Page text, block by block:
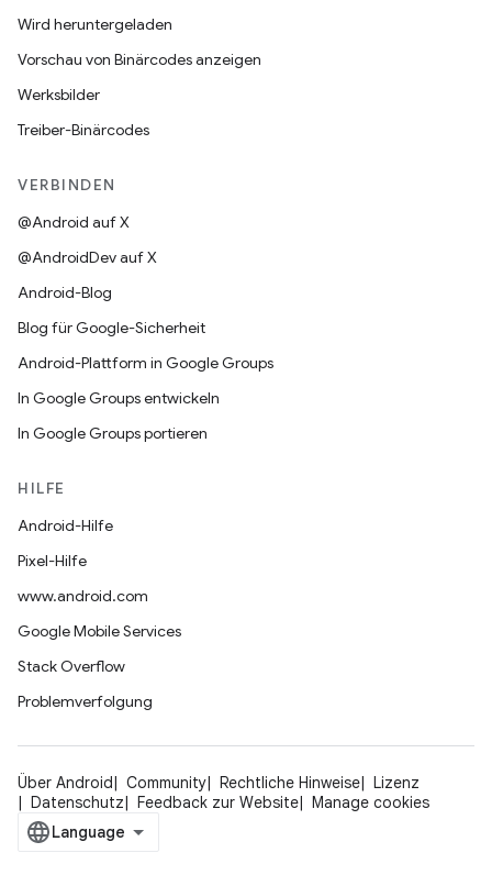
Wird heruntergeladen
Vorschau von Binärcodes anzeigen
Werksbilder
Treiber-Binärcodes
VERBINDEN
@Android auf X
@AndroidDev auf X
Android-Blog
Blog für Google-Sicherheit
Android-Plattform in Google Groups
In Google Groups entwickeln
In Google Groups portieren
HILFE
Android-Hilfe
Pixel-Hilfe
www.android.com
Google Mobile Services
Stack Overflow
Problemverfolgung
Über Android Community Rechtliche Hinweise
Lizenz
Datenschutz
Feedback zur Website Manage cookies